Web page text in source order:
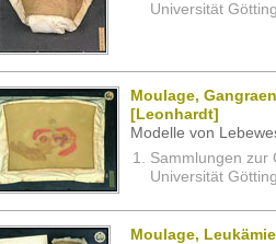
Universität
Moulage,
[Leonhardt]
Modelle von
Sammlungen zur
Universität
Moulage,